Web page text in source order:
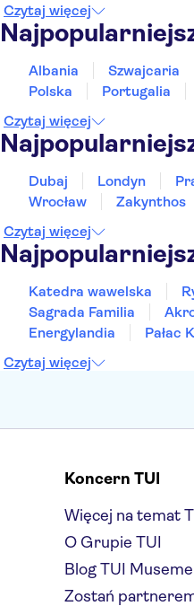
Czytaj więcej
Albania Szwajcaria
Polska
Portugalia
Czytaj więcej
Dubaj Londyn
Wrocław
Zakynthos
Czytaj więcej
Katedra wawelska
Sagrada Familia
Energylandia
Pałac
Czytaj więcej
Koncern TUI
Więcej na temat
O Grupie TUI
Blog TUI
Zostań